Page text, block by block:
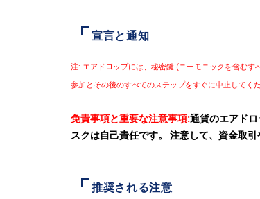
宣言と通知
注: エアドロップには、秘密鍵 (ニーモニックを含む
参加とその後のすべてのステップをすぐに中止してくだ
免責事項と重要な注意事項:通貨のエアド
スクは自己責任です。 注意して、資金取
推奨される注意